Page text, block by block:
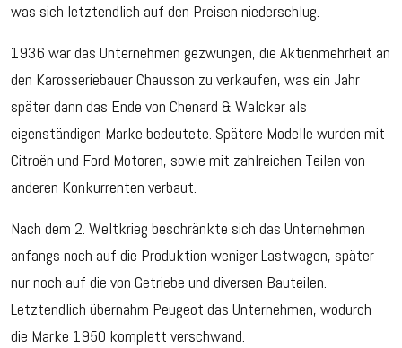
was sich letztendlich auf den Preisen niederschlug.
1936 war das Unternehmen gezwungen, die Aktienmehrheit an
den Karosseriebauer Chausson zu verkaufen, was ein Jahr
später dann das Ende von Chenard & Walcker als
eigenständigen Marke bedeutete. Spätere Modelle wurden mit
Citroën und Ford Motoren, sowie mit zahlreichen Teilen von
anderen Konkurrenten verbaut.
Nach dem 2. Weltkrieg beschränkte sich das Unternehmen
anfangs noch auf die Produktion weniger Lastwagen, später
nur noch auf die von Getriebe und diversen Bauteilen.
Letztendlich übernahm Peugeot das Unternehmen, wodurch
die Marke 1950 komplett verschwand.